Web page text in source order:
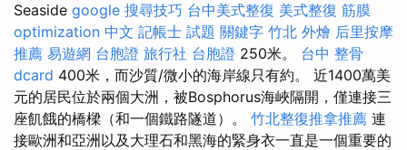
Seaside google 搜尋技巧 台中美式整復 美式整復 筋膜
optimization 中文 記帳士 試題 關鍵字 竹北 外燴 后里按摩
推薦 易遊網 台胞證 旅行社 台胞證 250米。 台中 整骨
dcard 400米，而沙質/微小的海岸線只有約。 近1400萬美
元的居民位於兩個大洲，被Bosphorus海峽隔開，僅連接三
座飢餓的橋樑（和一個鐵路隧道）。 竹北整復推拿推薦 連
接歐洲和亞洲以及大理石和黑海的緊身衣一直是一個重要的